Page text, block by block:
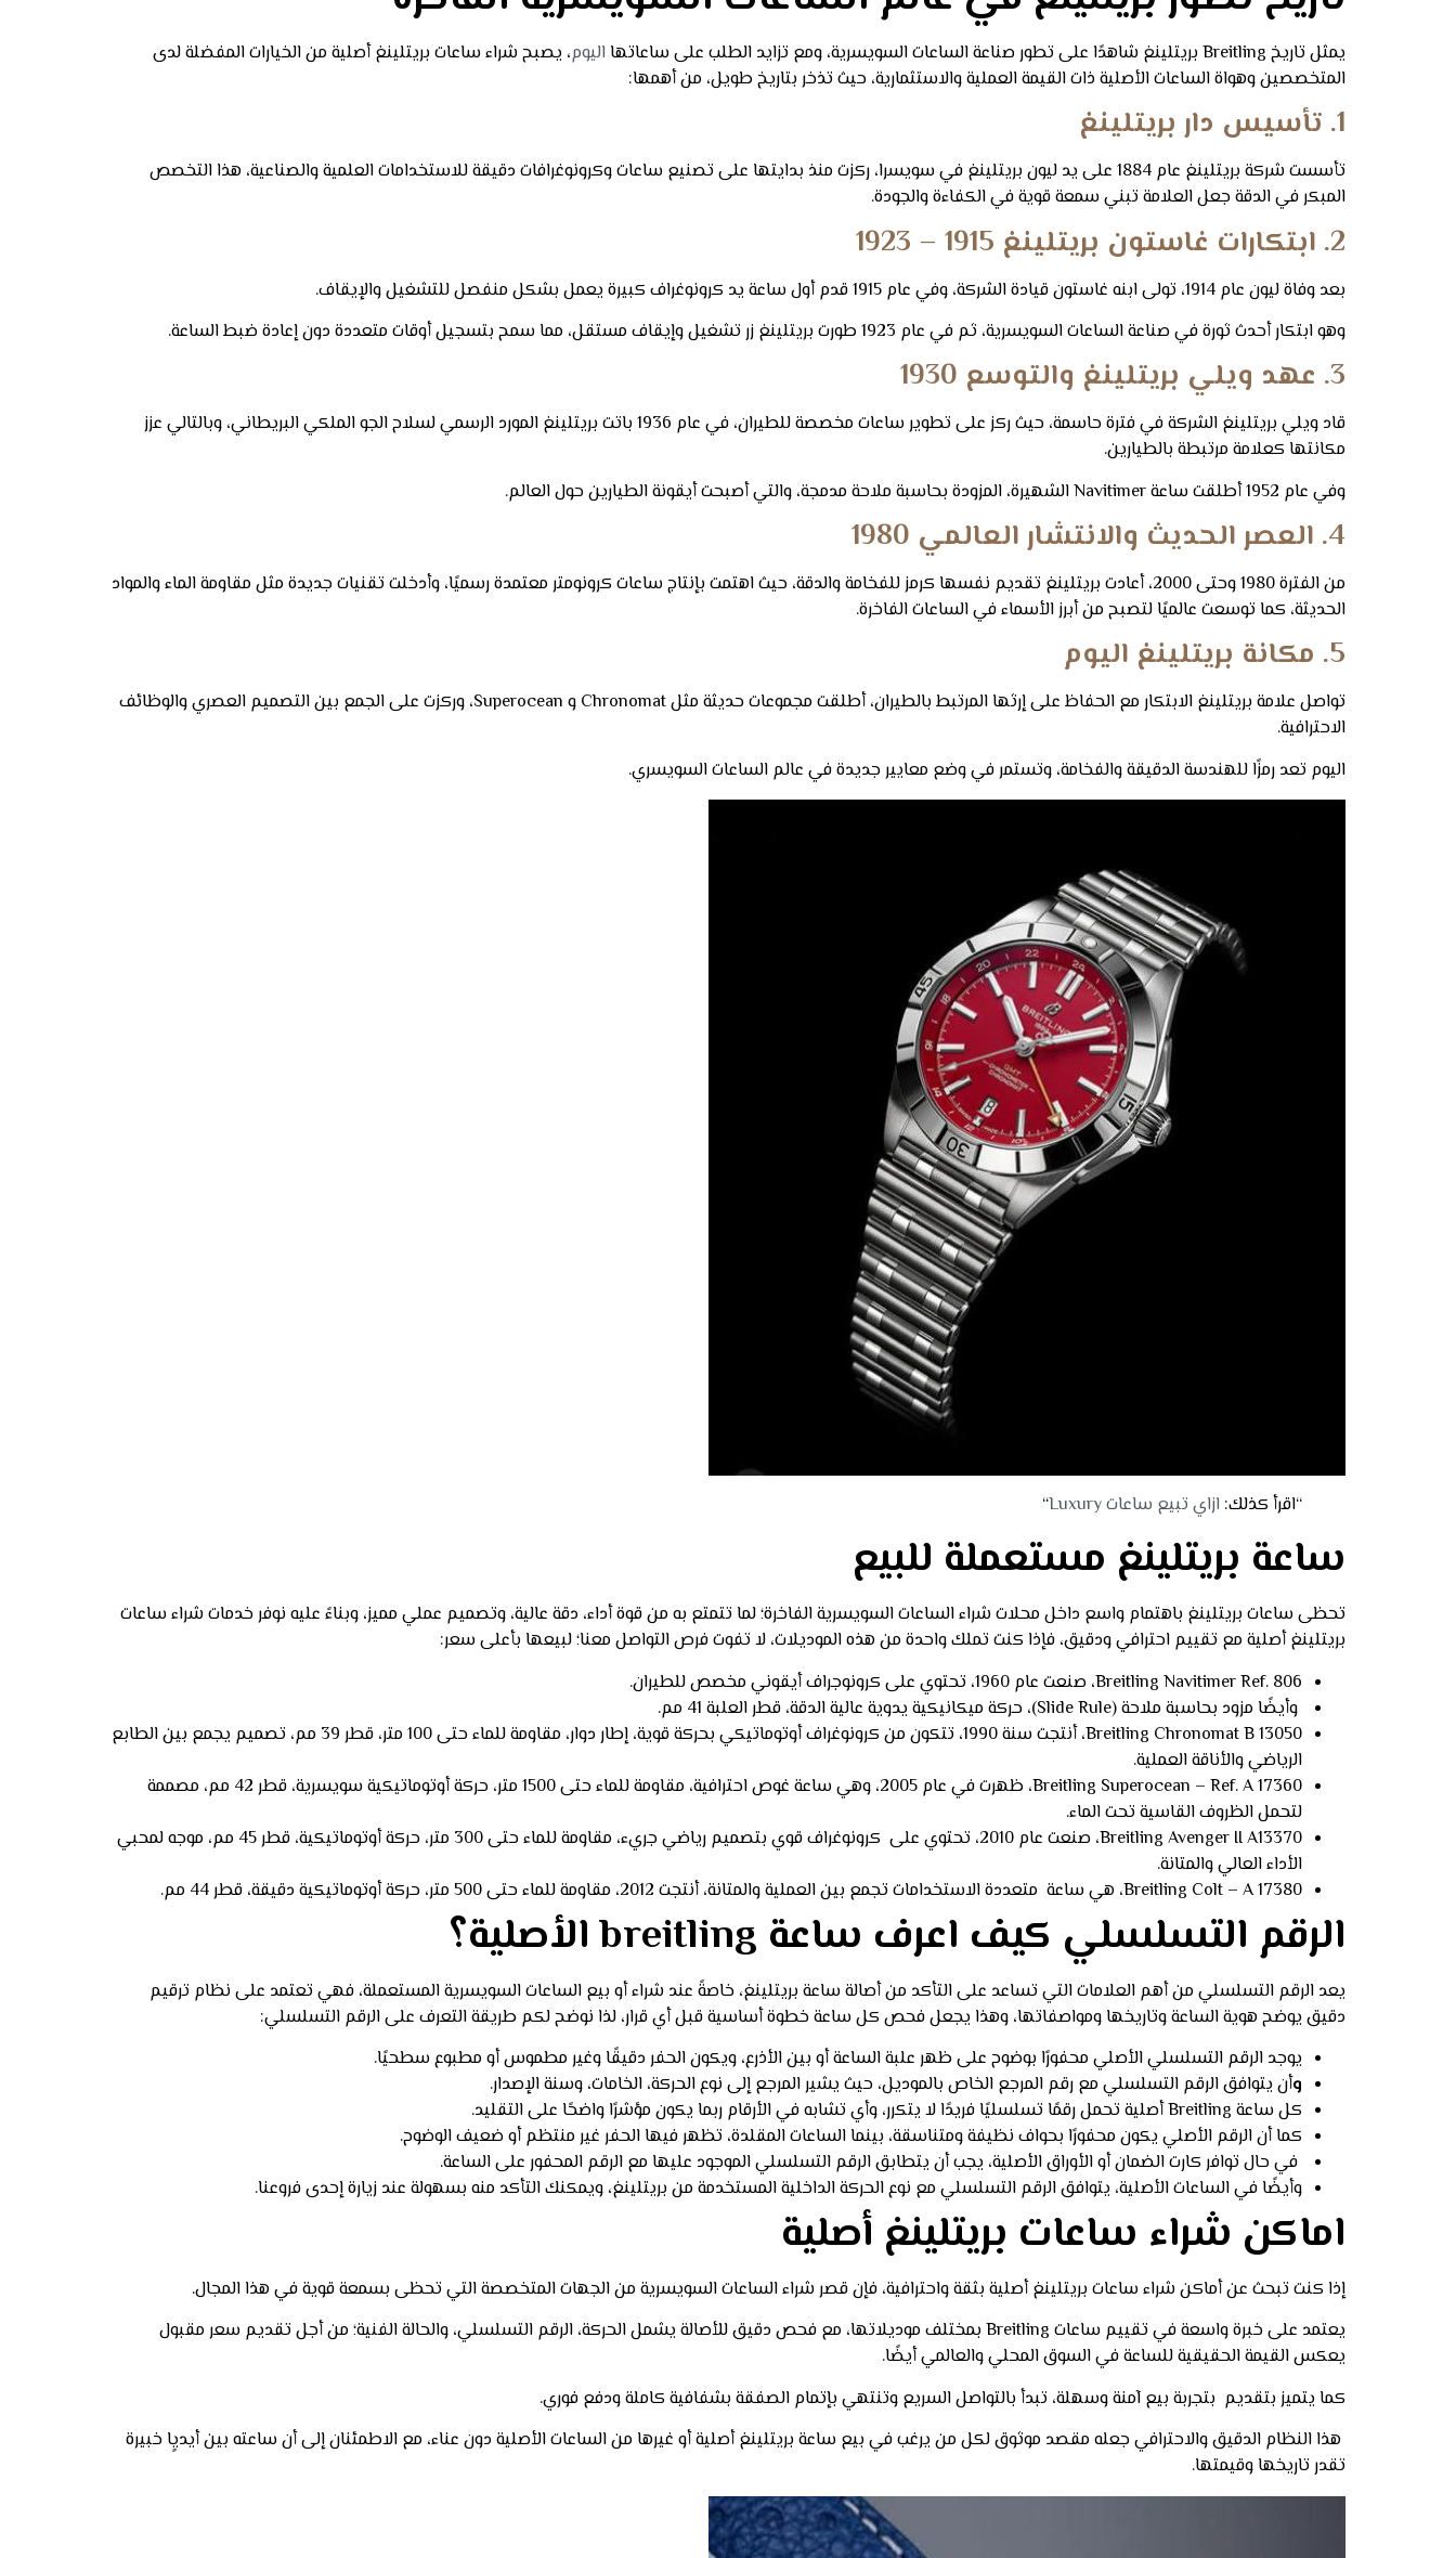
يمثل تاريخ Breitling بريتلينغ شاهدًا على تطور صناعة الساعات السويسرية، ومع تزايد الطلب على ساعاتها اليوم، يصبح شراء ساعات بريتلينغ أصلية من الخيارات المفضلة لدى
المتخصصين وهواة الساعات الأصلية ذات القيمة العملية والاستثمارية، حيث تذخر بتاريخ طويل، من أهمها:
1. تأسيس دار بريتلينغ
تأسست شركة بريتلينغ عام 1884 على يد ليون بريتلينغ في سويسرا، ركزت منذ بدايتها على تصنيع ساعات وكرونوغرافات دقيقة للاستخدامات العلمية والصناعية، هذا التخصص
المبكر في الدقة جعل العلامة تبني سمعة قوية في الكفاءة والجودة.
2. ابتكارات غاستون بريتلينغ 1915 – 1923
بعد وفاة ليون عام 1914، تولى ابنه غاستون قيادة الشركة، وفي عام 1915 قدم أول ساعة يد كرونوغراف كبيرة يعمل بشكل منفصل للتشغيل والإيقاف.
وهو ابتكار أحدث ثورة في صناعة الساعات السويسرية، ثم في عام 1923 طورت بريتلينغ زر تشغيل وإيقاف مستقل، مما سمح بتسجيل أوقات متعددة دون إعادة ضبط الساعة.
3. عهد ويلي بريتلينغ والتوسع 1930
قاد ويلي بريتلينغ الشركة في فترة حاسمة، حيث ركز على تطوير ساعات مخصصة للطيران، في عام 1936 باتت بريتلينغ المورد الرسمي لسلاح الجو الملكي البريطاني، وبالتالي عزز
مكانتها كعلامة مرتبطة بالطيارين.
وفي عام 1952 أطلقت ساعة Navitimer الشهيرة، المزودة بحاسبة ملاحة مدمجة، والتي أصبحت أيقونة الطيارين حول العالم.
4. العصر الحديث والانتشار العالمي 1980
من الفترة 1980 وحتى 2000، أعادت بريتلينغ تقديم نفسها كرمز للفخامة والدقة، حيث اهتمت بإنتاج ساعات كرونومتر معتمدة رسميًا، وأدخلت تقنيات جديدة مثل مقاومة الماء والمواد
الحديثة، كما توسعت عالميًا لتصبح من أبرز الأسماء في الساعات الفاخرة.
5. مكانة بريتلينغ اليوم
تواصل علامة بريتلينغ الابتكار مع الحفاظ على إرثها المرتبط بالطيران، أطلقت مجموعات حديثة مثل Chronomat و Superocean، وركزت على الجمع بين التصميم العصري والوظائف
الاحترافية.
اليوم تعد رمزًا للهندسة الدقيقة والفخامة، وتستمر في وضع معايير جديدة في عالم الساعات السويسري.
“اقرأ كذلك: ازاي تبيع ساعات Luxury “
ساعة بريتلينغ مستعملة للبيع
تحظى ساعات بريتلينغ باهتمام واسع داخل محلات شراء الساعات السويسرية الفاخرة؛ لما تتمتع به من قوة أداء، دقة عالية، وتصميم عملي مميز، وبناءً عليه نوفر خدمات شراء ساعات
بريتلينغ أصلية مع تقييم احترافي ودقيق، فإذا كنت تملك واحدة من هذه الموديلات، لا تفوت فرص التواصل معنا؛ لبيعها بأعلى سعر:
Breitling Navitimer Ref. 806، صنعت عام 1960، تحتوي على كرونوجراف أيقوني مخصص للطيران.
وأيضًا مزود بحاسبة ملاحة (Slide Rule)، حركة ميكانيكية يدوية عالية الدقة، قطر العلبة 41 مم.
Breitling Chronomat B 13050، أنتجت سنة 1990، تتكون من كرونوغراف أوتوماتيكي بحركة قوية، إطار دوار، مقاومة للماء حتى 100 متر، قطر 39 مم، تصميم يجمع بين الطابع
الرياضي والأناقة العملية.
Breitling Superocean – Ref. A 17360، ظهرت في عام 2005، وهي ساعة غوص احترافية، مقاومة للماء حتى 1500 متر، حركة أوتوماتيكية سويسرية، قطر 42 مم، مصممة
لتحمل الظروف القاسية تحت الماء.
Breitling Avenger II A13370، صنعت عام 2010، تحتوي على كرونوغراف قوي بتصميم رياضي جريء، مقاومة للماء حتى 300 متر، حركة أوتوماتيكية، قطر 45 مم، موجه لمحبي
الأداء العالي والمتانة.
Breitling Colt – A 17380، هي ساعة متعددة الاستخدامات تجمع بين العملية والمتانة، أنتجت 2012، مقاومة للماء حتى 500 متر، حركة أوتوماتيكية دقيقة، قطر 44 مم.
الرقم التسلسلي كيف اعرف ساعة breitling الأصلية؟
يعد الرقم التسلسلي من أهم العلامات التي تساعد على التأكد من أصالة ساعة بريتلينغ، خاصةً عند شراء أو بيع الساعات السويسرية المستعملة، فهي تعتمد على نظام ترقيم
دقيق يوضح هوية الساعة وتاريخها ومواصفاتها، وهذا يجعل فحص كل ساعة خطوة أساسية قبل أي قرار، لذا نوضح لكم طريقة التعرف على الرقم التسلسلي:
يوجد الرقم التسلسلي الأصلي محفورًا بوضوح على ظهر علبة الساعة أو بين الأذرع، ويكون الحفر دقيقًا وغير مطموس أو مطبوع سطحيًا.
وأن يتوافق الرقم التسلسلي مع رقم المرجع الخاص بالموديل، حيث يشير المرجع إلى نوع الحركة، الخامات، وسنة الإصدار.
كل ساعة Breitling أصلية تحمل رقمًا تسلسليًا فريدًا لا يتكرر، وأي تشابه في الأرقام ربما يكون مؤشرًا واضحًا على التقليد.
كما أن الرقم الأصلي يكون محفورًا بحواف نظيفة ومتناسقة، بينما الساعات المقلدة، تظهر فيها الحفر غير منتظم أو ضعيف الوضوح.
في حال توافر كارت الضمان أو الأوراق الأصلية، يجب أن يتطابق الرقم التسلسلي الموجود عليها مع الرقم المحفور على الساعة.
وأيضًا في الساعات الأصلية، يتوافق الرقم التسلسلي مع نوع الحركة الداخلية المستخدمة من بريتلينغ، ويمكنك التأكد منه بسهولة عند زيارة إحدى فروعنا.
اماكن شراء ساعات بريتلينغ أصلية
إذا كنت تبحث عن أماكن شراء ساعات بريتلينغ أصلية بثقة واحترافية، فإن قصر شراء الساعات السويسرية من الجهات المتخصصة التي تحظى بسمعة قوية في هذا المجال.
يعتمد على خبرة واسعة في تقييم ساعات Breitling بمختلف موديلاتها، مع فحص دقيق للأصالة يشمل الحركة، الرقم التسلسلي، والحالة الفنية؛ من أجل تقديم سعر مقبول
يعكس القيمة الحقيقية للساعة في السوق المحلي والعالمي أيضًا.
كما يتميز بتقديم بتجربة بيع آمنة وسهلة، تبدأ بالتواصل السريع وتنتهي بإتمام الصفقة بشفافية كاملة ودفع فوري.
هذا النظام الدقيق والاحترافي جعله مقصد موثوق لكل من يرغب في بيع ساعة بريتلينغ أصلية أو غيرها من الساعات الأصلية دون عناء، مع الاطمئنان إلى أن ساعته بين أيديٍا خبيرة
تقدر تاريخها وقيمتها.